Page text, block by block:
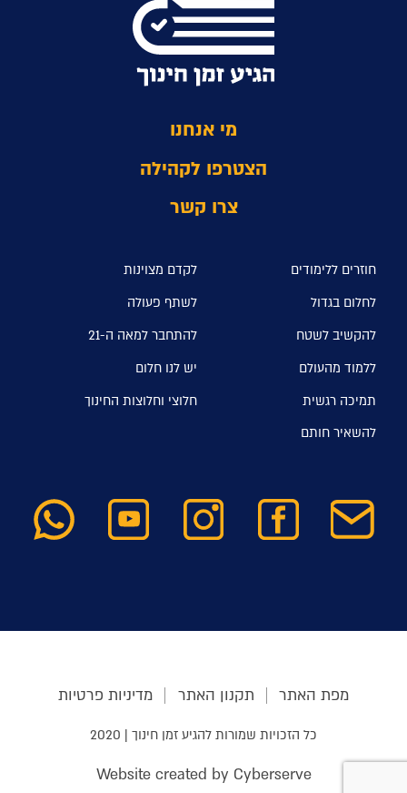
מי אנחנו
הצטרפו לקהילה
צרו קשר
חוזרים ללימודים
לקדם מצוינות
לחלום בגדול
לשתף פעולה
להקשיב לשטח
להתחבר למאה ה-21
ללמוד מהעולם
יש לנו חלום
תמיכה רגשית
חלוצי וחלוצות החינוך
להשאיר חותם
מפת האתר תקנון האתר מדיניות פרטיות
כל הזכויות שמורות להגיע זמן חינוך | 2020
Website created by Cyberserve